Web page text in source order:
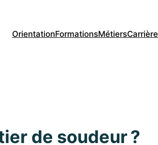
OrientationFormationsMétiersCarrière
de soudeur ?